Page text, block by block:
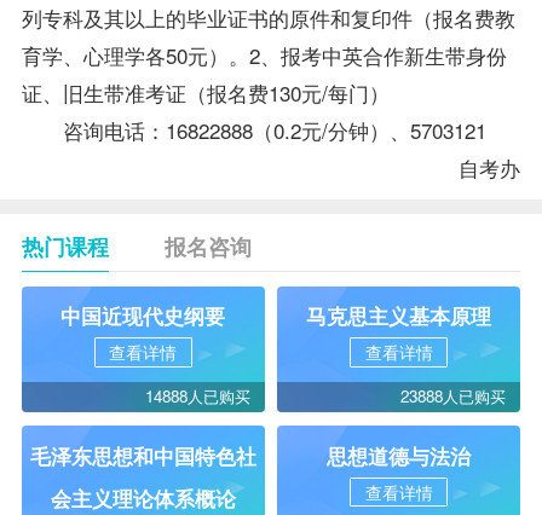
列专科及其以上的毕业证书的原件和复印件（报名费教
育学、心理学各50元）。2、报考中英合作新生带身份
证、旧生带准考证 （报名费130元/每门）
咨询电话：16822888（0.2元/分钟）、5703121
自考办
热门课程 报名咨询
中国近现代史纲要
查看详情
14888人已购买
马克思主义基本原理
查看详情
23888人已购买
毛泽东思想和中国特色社
会主义理论体系概论
思想道德与法治
查看详情